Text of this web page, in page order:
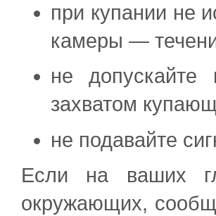
при купании не
камеры —
не
захватом
не подавайте
Если на ваших
окружающих,